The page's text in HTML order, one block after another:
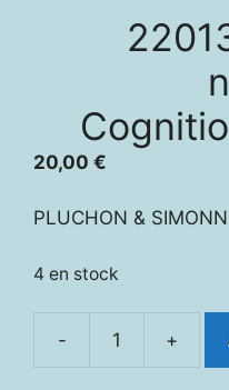
20,00 €
PLUCHON &
4 en stock
- +